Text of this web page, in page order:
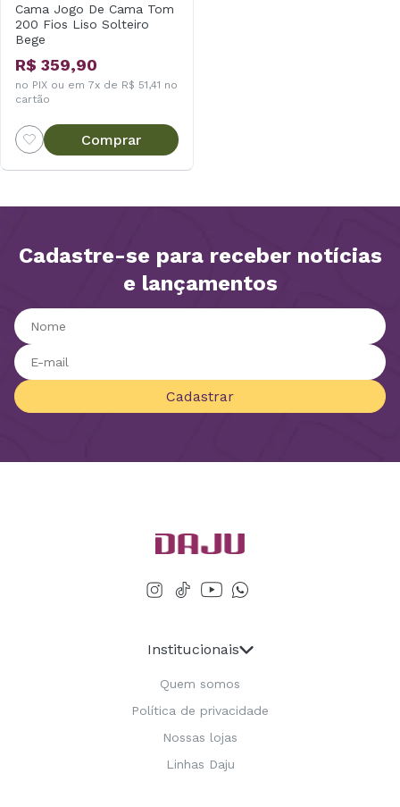
Cama Jogo De Cama Tom
200 Fios Liso Solteiro
Bege
R$ 359,90
no PIX ou em 7x de R$ 51,41 no
cartão
Comprar
Cadastre-se para receber notícias
e lançamentos
Cadastrar
Institucionais
Quem somos
Política de privacidade
Nossas lojas
Linhas Daju